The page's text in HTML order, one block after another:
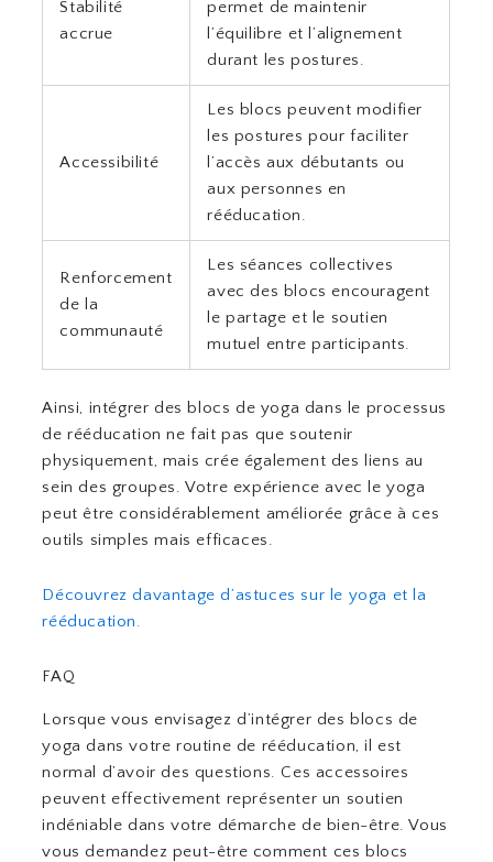
Stabilité
accrue
permet de maintenir
l’équilibre et l’alignement
durant les postures.
Accessibilité
Les blocs peuvent modifier
les postures pour faciliter
l’accès aux débutants ou
aux personnes en
rééducation.
Renforcement
de la
communauté
Les séances collectives
avec des blocs encouragent
le partage et le soutien
mutuel entre participants.
Ainsi, intégrer des blocs de yoga dans le processus
de rééducation ne fait pas que soutenir
physiquement, mais crée également des liens au
sein des groupes. Votre expérience avec le yoga
peut être considérablement améliorée grâce à ces
outils simples mais efficaces.
Découvrez davantage d’astuces sur le yoga et la
rééducation.
FAQ
Lorsque vous envisagez d’intégrer des blocs de
yoga dans votre routine de rééducation, il est
normal d’avoir des questions. Ces accessoires
peuvent effectivement représenter un soutien
indéniable dans votre démarche de bien-être. Vous
vous demandez peut-être comment ces blocs